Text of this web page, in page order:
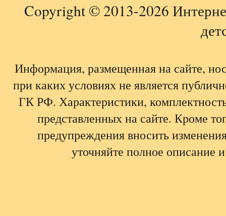
Copyright © 2013-2026
Информация, размещенная на сайте,
при каких условиях не является
ГК РФ. Характеристики,
представленных на сайте. Кроме
предупреждения вносить
уточняйте полное описание